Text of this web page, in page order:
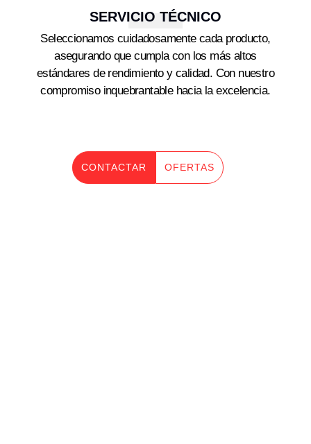
SERVICIO TÉCNICO
Seleccionamos cuidadosamente cada producto,
asegurando que cumpla con los más altos
estándares de rendimiento y calidad. Con nuestro
compromiso inquebrantable hacia la excelencia.
CONTACTAR OFERTAS